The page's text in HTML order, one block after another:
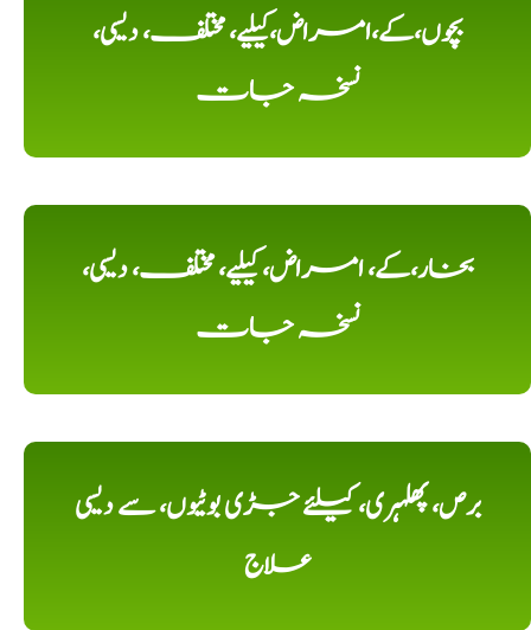
بچوں،کے،امراض،کیلیے، مختلف، دیسی،
نسخہ جات
بخار،کے، امراض، کیلیے، مختلف، دیسی،
نسخہ جات
برص، پھلہری، کیلئے جڑی بوٹیوں، سے دیسی
علاج